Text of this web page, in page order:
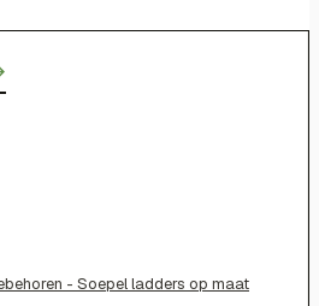
- Soepel ladders op maat